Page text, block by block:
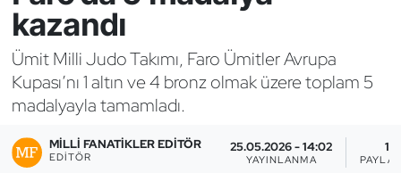
kazandı
Ümit Milli Judo Takımı, Faro Ümitler Avrupa
Kupası’nı 1 altın ve 4 bronz olmak üzere toplam 5
madalyayla tamamladı.
MILLI FANATIKLER EDITÖR
EDITÖR
25.05.2026 - 14:02
YAYINLANMA
1
Boks
Briç